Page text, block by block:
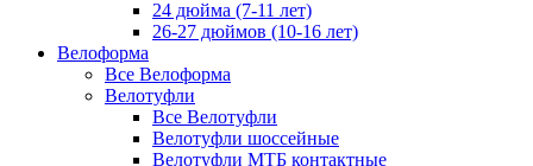
24 дюйма (7-11 лет)
26-27 дюймов (10-16 лет)
Велоформа
Все Велоформа
Велотуфли
Все Велотуфли
Велотуфли шоссейные
Велотуфли МТБ контактные